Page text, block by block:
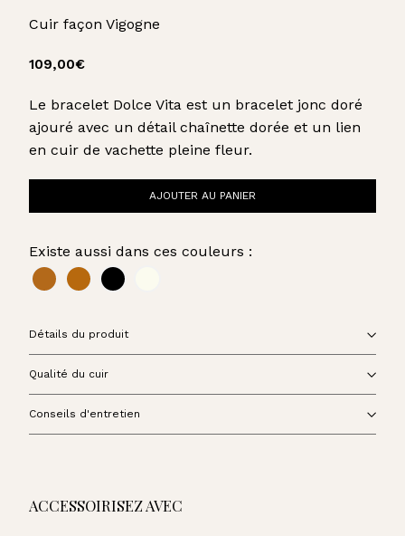
Cuir façon Vigogne
Prix
109,00€109,00€
Le bracelet Dolce Vita est un bracelet jonc doré
ajouré avec un détail chaînette dorée et un lien
en cuir de vachette pleine fleur.
AJOUTER AU PANIER
Existe aussi dans ces couleurs :
Détails du produit
Qualité du cuir
Conseils d'entretien
ACCESSOIRISEZ AVEC